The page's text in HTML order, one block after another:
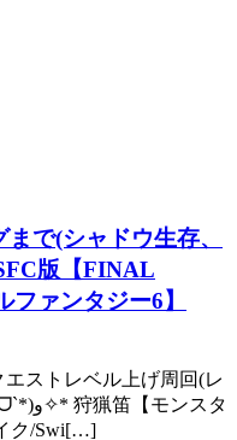
まで(シャドウ生存、
ァンタジー6】
エストレベル上げ周回(レ
ク/Swi[…]